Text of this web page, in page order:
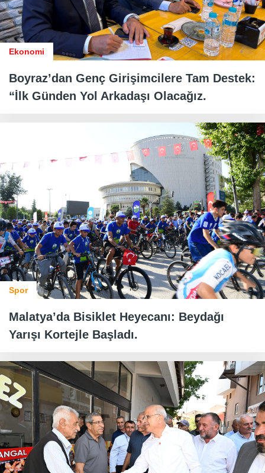
Ekonomi
Boyraz’dan Genç Girişimcilere Tam Destek:
“İlk Günden Yol Arkadaşı Olacağız.
Spor
Malatya’da Bisiklet Heyecanı: Beydağı
Yarışı Kortejle Başladı.